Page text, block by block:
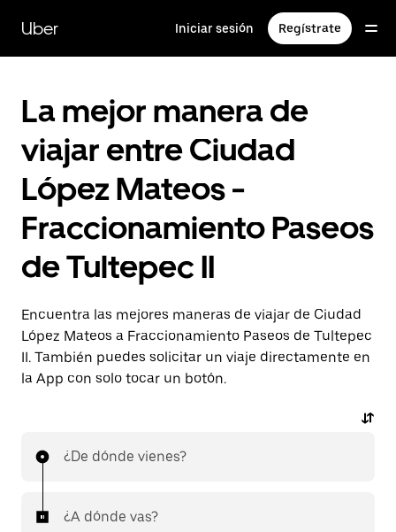
contenido
principal
Uber Iniciar sesión Regístrate
La mejor manera de
viajar entre Ciudad
López Mateos -
Fraccionamiento Paseos
de Tultepec II
Encuentra las mejores maneras de viajar de Ciudad
López Mateos a Fraccionamiento Paseos de Tultepec
II. También puedes solicitar un viaje directamente en
la App con solo tocar un botón.
¿De dónde vienes?
¿A dónde vas?